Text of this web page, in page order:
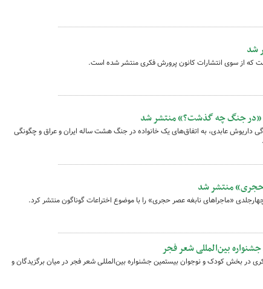
شد
«در جنگ چه گذشت؟» منتشر شد
داریوش عابدی، به اتفاق‌های یک خانواده در جنگ هشت ساله ایران و عراق و چگونگی
حجری» منتشر شد
«ماجراهای نابغه عصر حجری» را با موضوع اختراعات گوناگون منتشر کرد.
بین‌المللی شعر فجر
در بخش کودک و نوجوان بیستمین جشنواره بین‌المللی شعر فجر در میان برگزیدگان و